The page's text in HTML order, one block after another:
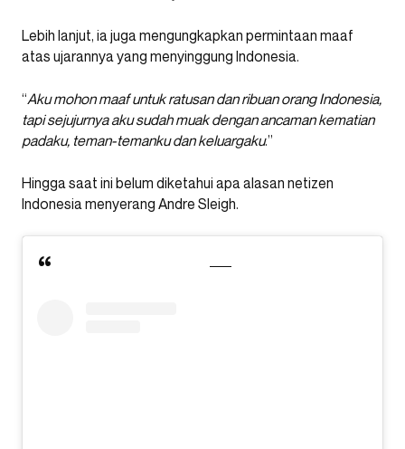
Lebih lanjut, ia juga mengungkapkan permintaan maaf
atas ujarannya yang menyinggung Indonesia.
“Aku mohon maaf untuk ratusan dan ribuan orang Indonesia,
tapi sejujurnya aku sudah muak dengan ancaman kematian
padaku, teman-temanku dan keluargaku.”
Hingga saat ini belum diketahui apa alasan netizen
Indonesia menyerang Andre Sleigh.